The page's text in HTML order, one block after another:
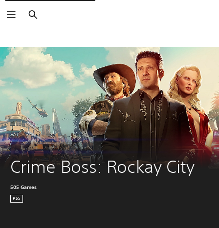
Buscar
Crime Boss: Rockay City
505 Games
PS5